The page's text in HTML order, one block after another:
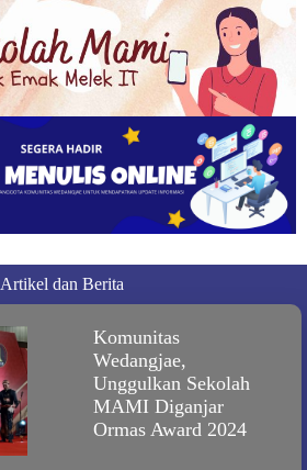
Artikel dan Berita
Komunitas
Wedangjae,
Unggulkan Sekolah
MAMI Diganjar
Ormas Award 2024